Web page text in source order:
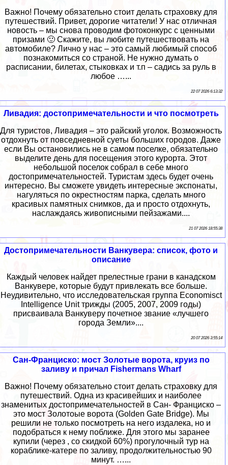
Важно! Почему обязательно стоит делать страховку для
путешествий. Привет, дорогие читатели! У нас отличная
новость – мы снова проводим фотоконкурс с ценными
призами 🙂 Скажите, вы любите путешествовать на
автомобиле? Лично у нас – это самый любимый способ
познакомиться со страной. Не нужно думать о
расписании, билетах, стыковках и т.п – садись за руль в
любое …...
22 07 2026 6:13:32
Ливадия: достопримечательности и что посмотреть
Для туристов, Ливадия – это райский уголок. Возможность
отдохнуть от повседневной суеты больших городов. Даже
если Вы остановились не в самом поселке, обязательно
выделите день для посещения этого курорта. Этот
небольшой поселок собрал в себе много
достопримечательностей. Туристам здесь будет очень
интересно. Вы сможете увидеть интересные экспонаты,
нагуляться по окрестностям парка, сделать много
красивых памятных снимков, да и просто отдохнуть,
наслаждаясь живописными пейзажами....
21 07 2026 18:55:38
Достопримечательности Ванкувера: список, фото и
описание
Каждый человек найдет прелестные грани в канадском
Ванкувере, которые будут привлекать все больше.
Неудивительно, что исследовательская группа Economisct
Intelligence Unit трижды (2005, 2007, 2009 годы)
присваивала Ванкуверу почетное звание «лучшего
города Земли»....
20 07 2026 3:55:14
Сан-Франциско: мост Золотые ворота, круиз по
заливу и причал Fishermans Wharf
Важно! Почему обязательно стоит делать страховку для
путешествий. Одна из красивейших и наиболее
знаменитых достопримечательностей в Сан- Франциско –
это мост Золотоые ворота (Golden Gate Bridge). Мы
решили не только посмотреть на него издалека, но и
подобраться к нему поближе. Для этого мы заранее
купили (через , со скидкой 60%) прогулочный тур на
кораблике-катере по заливу, продолжительностью 90
минут. …...